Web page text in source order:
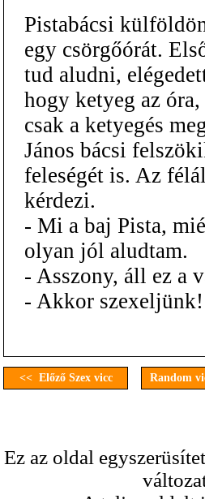
Pistabácsi
egy csörgőórát.
tud aludni,
hogy ketyeg az óra,
csak a ketyegés
János bácsi
feleségét is. Az
kérdezi.
- Mi a baj Pista,
olyan jól aludtam.
- Asszony, áll ez a
- Akkor szexeljünk!
<< Előző Szex vicc Random
Ez az oldal